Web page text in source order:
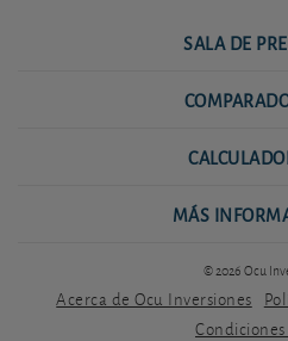
SALA DE
MÁS
© 2026 Ocu
Acerca de Ocu Inversiones